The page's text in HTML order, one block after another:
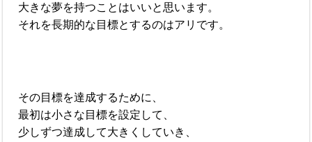
大きな夢を持つことはいいと思います。
それを長期的な目標とするのはアリです。
その目標を達成するために、
最初は小さな目標を設定して、
少しずつ達成して大きくしていき、